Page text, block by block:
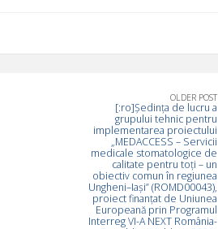
OLDER POST
[:ro]Ședința de lucru a
grupului tehnic pentru
implementarea proiectului
„MEDACCESS – Servicii
medicale stomatologice de
calitate pentru toți – un
obiectiv comun în regiunea
Ungheni–Iași” (ROMD00043),
proiect finanțat de Uniunea
Europeană prin Programul
Interreg VI-A NEXT România-